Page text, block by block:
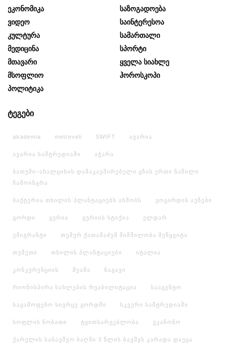
Ეკონომიკა
Ვიდეო
Კულტურა
Მედიცინა
Მთავარი
Მსოფლიო
Პოლიტიკა
Საზოგადოება
Საინტერესოა
Სამართალი
Სპორტი
Ყველა Სიახლე
Ჰოროსკოპი
ტეგები
akademia metreveli SWIFT ავარია
ავარია სამტრედიაში აჭარა
ბათუმი–ახალციხის დამაკავშირებელი გზის ერთი ნაწილი
ჩამოინგრა
ბაქტერია თხილის პლანტაციებს ახმობს გოგირდის აუზები
გორდი გურია გურიის სტიქია ელდარ
ემიგრანტი თემურ ქათამაძემ შიმშილობა შეწყვიტა
თუშეთი თხილის პლანტაციები იტალია
კონკურენციის მეამა ნაგავი
რიონისპირა სახლების რეაბილიტაცია სააგენტო
საგამოფენო სივრცე გორდში სკვერი სამტრედიაში
სოფლის ნობათი ტყითსარგებლობა უკანონო
ქარელის საბავშვო ბაღში 3 წლის ბავშვს კარადა დაეცა